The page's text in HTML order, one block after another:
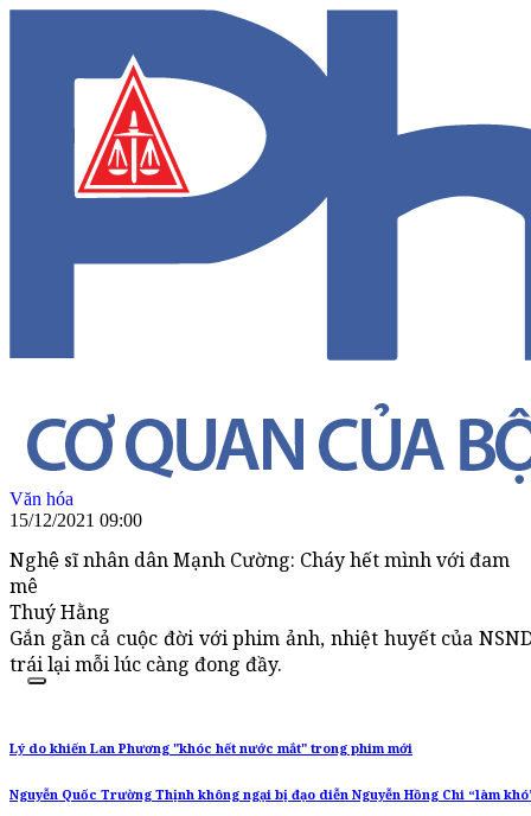
Văn hóa
15/12/2021 09:00
Nghệ sĩ nhân dân Mạnh Cường: Cháy hết mình với đam
mê
Thuý Hằng
Gắn gần cả cuộc đời với phim ảnh, nhiệt huyết của
trái lại mỗi lúc càng đong đầy.
Lý do khiến Lan Phương "khóc hết nước mắt" trong phim mới
Nguyễn Quốc Trường Thịnh không ngại bị đạo diễn Nguyễn Hồng Chi “làm